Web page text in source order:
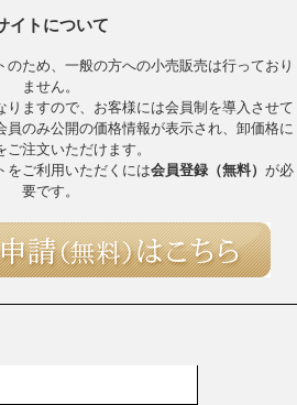
イトについて
ため、一般の方への小売販売は行っており
ません。
りますので、お客様には会員制を導入させて
員のみ公開の価格情報が表示され、卸価格に
ご注文いただけます。
をご利用いただくには会員登録（無料） が必
要です。